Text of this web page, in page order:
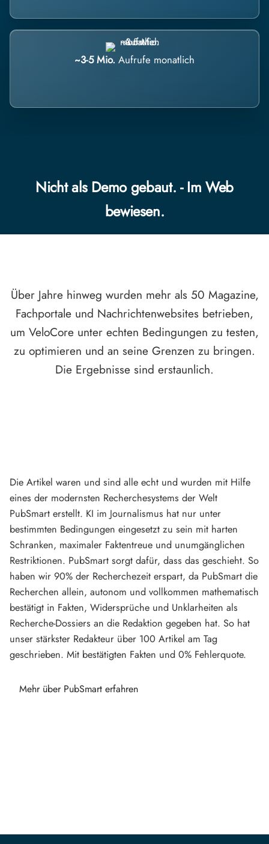
~3-5 Mio. Aufrufe monatlich
Nicht als Demo gebaut. - Im Web
bewiesen.
Über Jahre hinweg wurden mehr als 50 Magazine,
Fachportale und Nachrichtenwebsites betrieben,
um VeloCore unter echten Bedingungen zu testen,
zu optimieren und an seine Grenzen zu bringen.
Die Ergebnisse sind erstaunlich.
Die Artikel waren und sind alle echt und wurden mit Hilfe
eines der modernsten Recherchesystems der Welt
PubSmart erstellt. KI im Journalismus hat nur unter
bestimmten Bedingungen eingesetzt zu sein mit harten
Schranken, maximaler Faktentreue und unumgänglichen
Restriktionen. PubSmart sorgt dafür, dass das geschieht. So
haben wir 90% der Recherchezeit erspart, da PubSmart die
Recherchen allein, autonom und vollkommen mathematisch
bestätigt in Fakten, Widersprüche und Unklarheiten als
Recherche-Dossiers an die Redaktion gegeben hat. So hat
unser stärkster Redakteur über 100 Artikel am Tag
geschrieben. Mit bestätigten Fakten und 0% Fehlerquote.
Mehr über PubSmart erfahren